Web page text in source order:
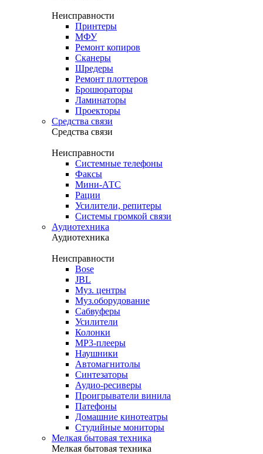
Неисправности
Принтеры
МФУ
Ремонт копиров
Сканеры
Шредеры
Ремонт плоттеров
Брошюраторы
Ламинаторы
Проекторы
Средства связи
Средства связи
Неисправности
Системные телефоны
Факсы
Мини-АТС
Рации
Усилители, репитеры
Системы громкой связи
Аудиотехника
Аудиотехника
Неисправности
Bose
JBL
Муз. центры
Муз.оборудование
Сабвуферы
Усилители
Колонки
MP3-плееры
Наушники
Автомагнитолы
Синтезаторы
Аудио-ресиверы
Проигрыватели винила
Патефоны
Домашние кинотеатры
Студийные мониторы
Мелкая бытовая техника
Мелкая бытовая техника